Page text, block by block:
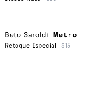
Beto Saroldi Metro
Retoque Especial $15